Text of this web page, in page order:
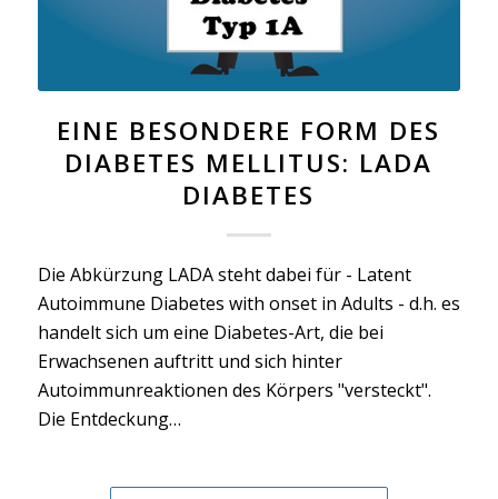
EINE BESONDERE FORM DES
DIABETES MELLITUS: LADA
DIABETES
Die Abkürzung LADA steht dabei für - Latent
Autoimmune Diabetes with onset in Adults - d.h. es
handelt sich um eine Diabetes-Art, die bei
Erwachsenen auftritt und sich hinter
Autoimmunreaktionen des Körpers "versteckt".
Die Entdeckung…